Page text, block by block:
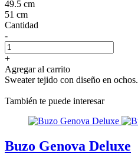
49.5 cm
51 cm
Cantidad
-
+
Agregar al carrito
Sweater tejido con diseño en ochos.
También te puede interesar
Buzo Genova Deluxe